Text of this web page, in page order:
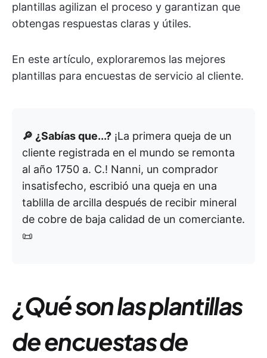
plantillas agilizan el proceso y garantizan que
obtengas respuestas claras y útiles.
En este artículo, exploraremos las mejores
plantillas para encuestas de servicio al cliente.
🔎 ¿Sabías que...? ¡La primera queja de un
cliente registrada en el mundo se remonta
al año 1750 a. C.! Nanni, un comprador
insatisfecho, escribió una queja en una
tablilla de arcilla después de recibir mineral
de cobre de baja calidad de un comerciante.
📜
¿Qué son las plantillas
de encuestas de